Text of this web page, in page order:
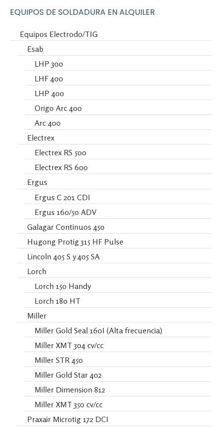
EQUIPOS DE SOLDADURA EN ALQUILER
Equipos Electrodo/TIG
Esab
LHP 300
LHF 400
LHP 400
Origo Arc 400
Arc 400
Electrex
Electrex RS 500
Electrex RS 600
Ergus
Ergus C 201 CDI
Ergus 160/50 ADV
Galagar Continuos 450
Hugong Protig 315 HF Pulse
Lincoln 405 S y 405 SA
Lorch
Lorch 150 Handy
Lorch 180 HT
Miller
Miller Gold Seal 160I (Alta frecuencia)
Miller XMT 304 cv/cc
Miller STR 450
Miller Gold Star 402
Miller Dimension 812
Miller XMT 350 cv/cc
Praxair Microtig 172 DCI